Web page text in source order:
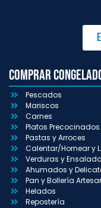
Comprar
Pescados
Mariscos
Carnes
Platos Precocinados
Pastas y Arroces
Calentar/Hornear y
Verduras y
Ahumados y
Pan y Bollería
Helados
Repostería